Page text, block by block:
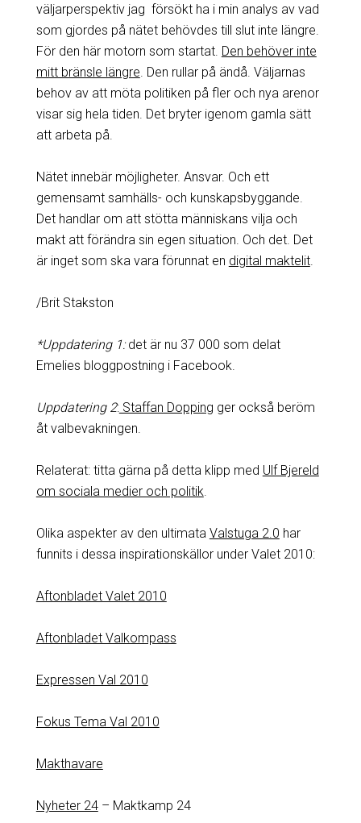
väljarperspektiv jag försökt ha i min analys av vad
som gjordes på nätet behövdes till slut inte längre.
För den här motorn som startat. Den behöver inte
mitt bränsle längre . Den rullar på ändå. Väljarnas
behov av att möta politiken på fler och nya arenor
visar sig hela tiden. Det bryter igenom gamla sätt
att arbeta på.
Nätet innebär möjligheter. Ansvar. Och ett
gemensamt samhälls- och kunskapsbyggande.
Det handlar om att stötta människans vilja och
makt att förändra sin egen situation. Och det. Det
är inget som ska vara förunnat en digital maktelit.
/Brit Stakston
*Uppdatering 1:det är nu 37 000 som delat
Emelies bloggpostning i Facebook.
Uppdatering 2:Staffan Dopping ger också beröm
åt valbevakningen.
Relaterat: titta gärna på detta klipp med Ulf Bjereld
om sociala medier och politik
Olika aspekter av den ultimata Valstuga 2.0 har
funnits i dessa inspirationskällor under Valet 2010:
Aftonbladet Valet 2010
Aftonbladet Valkompass
Expressen Val 2010
Fokus Tema Val 2010
Makthavare
Nyheter 24– Maktkamp 24